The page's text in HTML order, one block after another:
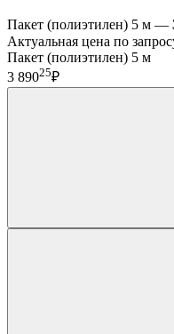
Пакет (полиэтилен) 5 м —
Актуальная цена по
Пакет (полиэтилен) 5 м
3 89025₽